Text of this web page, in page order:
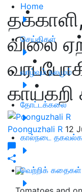
Home
செய்திகள்
வாழ்வும் நலமும்
தோட்டக்கலை
கால்நடை
வெற்றிக் கதைகள்
விலை
Poonguzhali R 12